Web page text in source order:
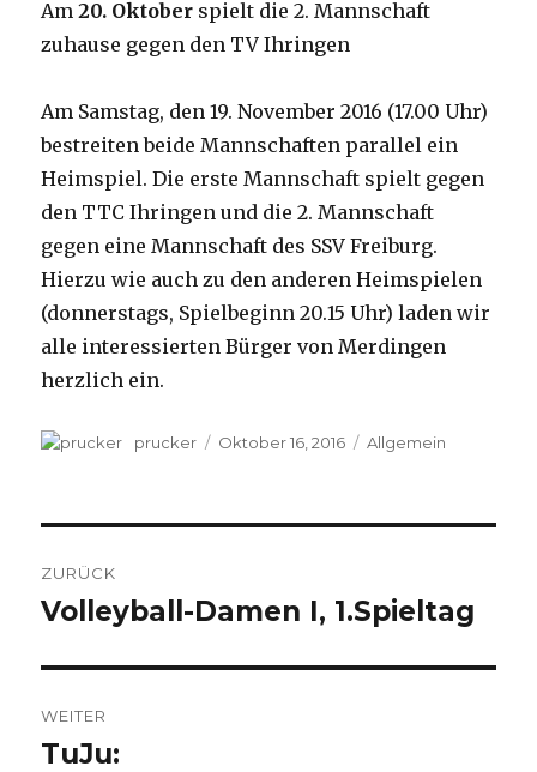
Am20. Oktober spielt die 2. Mannschaft
zuhause gegen den TV Ihringen
Am Samstag, den 19. November 2016 (17.00 Uhr)
bestreiten beide Mannschaften parallel ein
Heimspiel. Die erste Mannschaft spielt gegen
den TTC Ihringen und die 2. Mannschaft
gegen eine Mannschaft des SSV Freiburg.
Hierzu wie auch zu den anderen Heimspielen
(donnerstags, Spielbeginn 20.15 Uhr) laden wir
alle interessierten Bürger von Merdingen
herzlich ein.
Autor
prucker
Veröffentlicht
Oktober 16, 2016 Kategorien
Allgemein
ZURÜCK
Vorheriger
Volleyball-Damen I, 1.Spieltag
WEITER
Nächster
TuJu: